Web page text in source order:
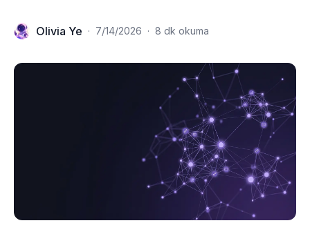
Olivia Ye · 7/14/2026 · 8 dk okuma